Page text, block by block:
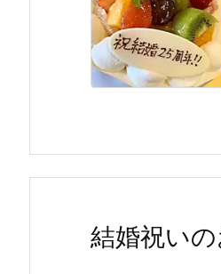
結婚祝い